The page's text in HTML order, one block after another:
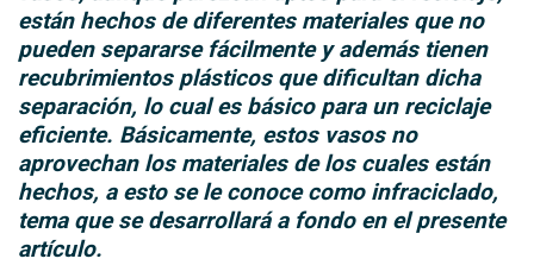
están hechos de diferentes materiales que no
pueden separarse fácilmente y además tienen
recubrimientos plásticos que dificultan dicha
separación, lo cual es básico para un reciclaje
eficiente. Básicamente, estos vasos no
aprovechan los materiales de los cuales están
hechos, a esto se le conoce como infraciclado,
tema que se desarrollará a fondo en el presente
artículo.